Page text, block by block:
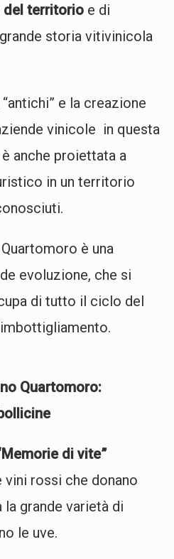
territorio e di
storia vitivinicola
e la creazione
vinicole in questa
anche proiettata a
in un territorio
è una
evoluzione, che si
di tutto il ciclo del
Quartomoro:
di vite”
rossi che donano
grande varietà di
le uve.